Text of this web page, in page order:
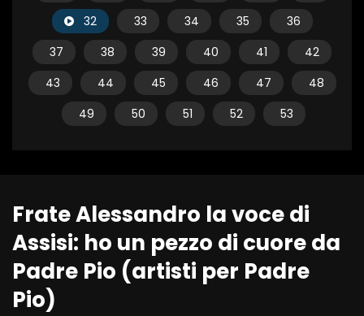
32
33 34 35
36
37
38 39 40 41
42
43
44 45 46 47
48
49
50 51 52 53
Frate Alessandro la voce di
Assisi: ho un pezzo di cuore da
Padre Pio (artisti per Padre
Pio)